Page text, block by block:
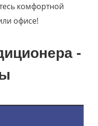
комфортной
офисе!
-